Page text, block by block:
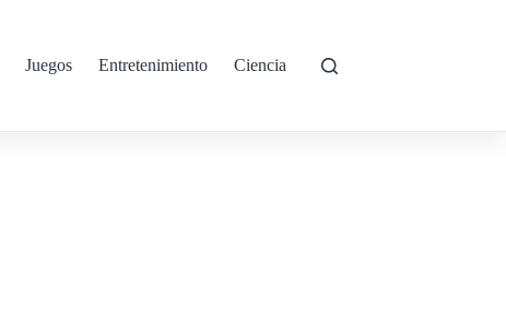
Juegos Entretenimiento Ciencia